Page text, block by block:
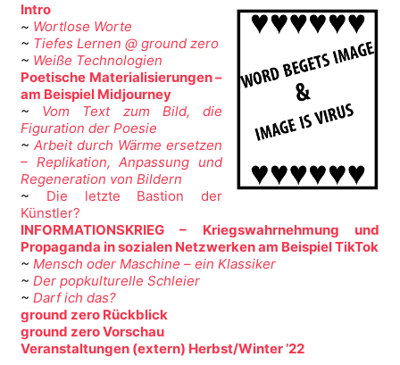
Intro
~ Wortlose Worte
~ Tiefes Lernen @ ground zero
~ Weiße Technologien
Poetische Materialisierungen –
am Beispiel Midjourney
~ Vom Text zum Bild, die
Figuration der Poesie
~ Arbeit durch Wärme ersetzen
– Replikation, Anpassung und
Regeneration von Bildern
~ Die letzte Bastion der
Künstler?
INFORMATIONSKRIEG – Kriegswahrnehmung und
Propaganda in sozialen Netzwerken am Beispiel TikTok
~ Mensch oder Maschine – ein Klassiker
~ Der popkulturelle Schleier
~ Darf ich das?
ground zero Rückblick
ground zero Vorschau
Veranstaltungen (extern) Herbst/Winter ’22